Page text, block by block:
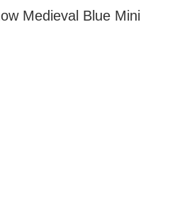
Medieval Blue Mini